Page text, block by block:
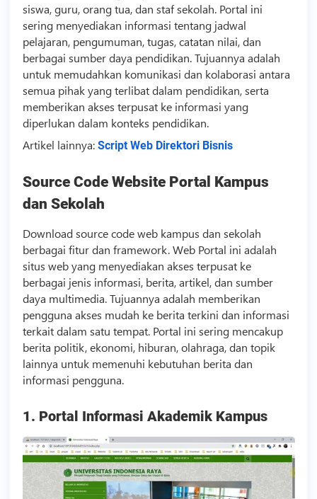
siswa, guru, orang tua, dan staf sekolah. Portal ini
sering menyediakan informasi tentang jadwal
pelajaran, pengumuman, tugas, catatan nilai, dan
berbagai sumber daya pendidikan. Tujuannya adalah
untuk memudahkan komunikasi dan kolaborasi antara
semua pihak yang terlibat dalam pendidikan, serta
memberikan akses terpusat ke informasi yang
diperlukan dalam konteks pendidikan.
Artikel lainnya: Script Web Direktori Bisnis
Source CodeWebsite Portal Kampus
dan Sekolah
Downloadsource codeweb kampus dan sekolah
berbagai fitur dan framework. Web Portal ini adalah
situs web yang menyediakan akses terpusat ke
berbagai jenis informasi, berita, artikel, dan sumber
daya multimedia. Tujuannya adalah memberikan
pengguna akses mudah ke berita terkini dan informasi
terkait dalam satu tempat. Portal ini sering mencakup
berita politik, ekonomi, hiburan, olahraga, dan topik
lainnya untuk memenuhi kebutuhan berita dan
informasi pengguna.
1. Portal Informasi Akademik Kampus